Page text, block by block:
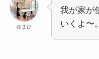
ゆまひ
我が家が
いくよ〜。